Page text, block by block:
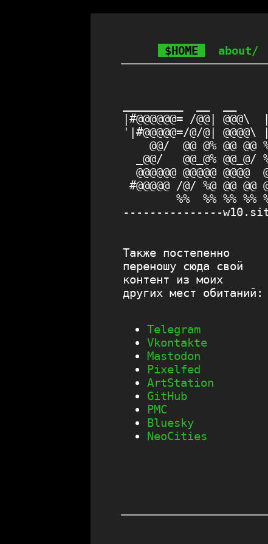
$HOME about/
_________  __  __
|#@@@@@@= /@@| @@@\
'|#@@@@@=/@/@|
@@/  @@ @% @@
_@@/   @@_@%
@@@@@@ @@@@@ @@@@
#@@@@@ /@/ %@ @@ @@
%%  %% %% %%
---------------
Также постепенно
переношу сюда свой
контент из моих
других мест обитаний:
Telegram
Vkontakte
Mastodon
Pixelfed
ArtStation
GitHub
PMC
Bluesky
NeoСities